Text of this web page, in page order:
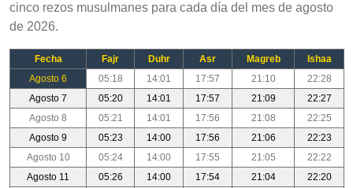
cinco rezos musulmanes para cada día del mes de agosto
de 2026.
Fecha Fajr Duhr Asr Magreb
Ishaa
Agosto 6
05:18 14:01 17:57 21:10
22:28
Agosto 7
05:20 14:01 17:57 21:09
22:27
Agosto 8
05:21 14:01 17:56 21:08
22:25
Agosto 9
05:23 14:00 17:56 21:06
22:23
Agosto 10
05:24 14:00 17:55 21:05
22:22
Agosto 11
05:26 14:00 17:54 21:04
22:20